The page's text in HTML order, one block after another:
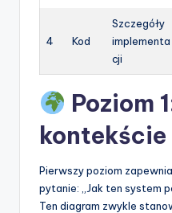
4 Kod
Szczegóły
implementa
cji
Poziom
kontekście
Pierwszy poziom
pytanie: „Jak ten system
Ten diagram zwykle